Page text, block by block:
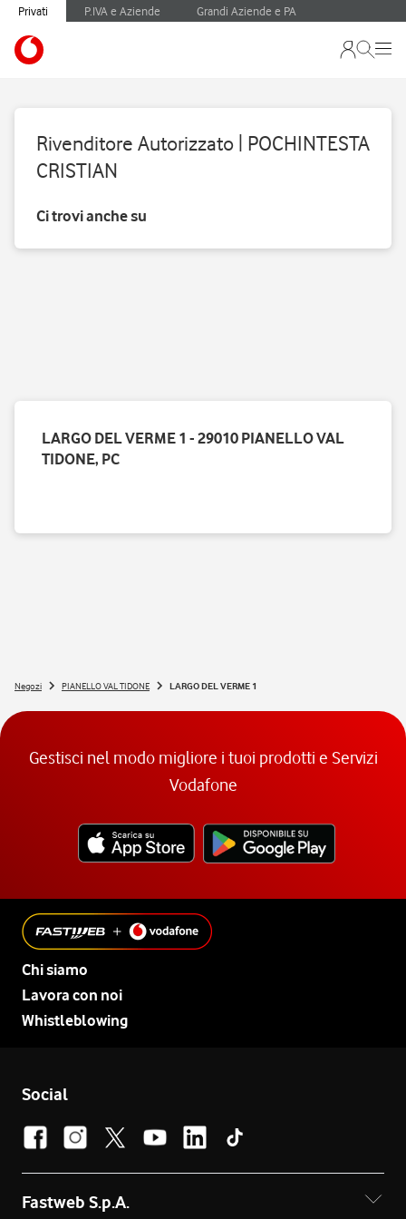
Privati P.IVA e Aziende Grandi Aziende e PA
Rivenditore Autorizzato | POCHINTESTA
CRISTIAN
Ci trovi anche su
LARGO DEL VERME 1 - 29010 PIANELLO VAL
TIDONE, PC
Negozi PIANELLO VAL TIDONE LARGO DEL VERME 1
Gestisci nel modo migliore i tuoi prodotti e Servizi
Vodafone
Chi siamo
Lavora con noi
Whistleblowing
Social
Fastweb S.p.A.